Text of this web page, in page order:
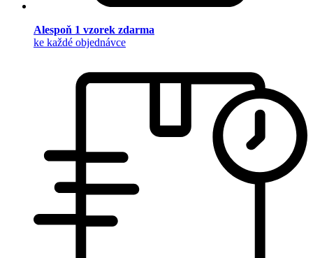
Alespoň 1 vzorek zdarma
ke každé objednávce